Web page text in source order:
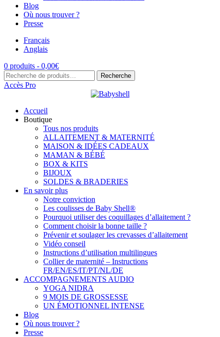
Blog
Où nous trouver ?
Presse
Français
Anglais
0 produits - 0,00€
Recherche
pour :
Recherche
Accès Pro
Accueil
Boutique
Tous nos produits
ALLAITEMENT & MATERNITÉ
MAISON & IDÉES CADEAUX
MAMAN & BÉBÉ
BOX & KITS
BIJOUX
SOLDES & BRADERIES
En savoir plus
Notre conviction
Les coulisses de Baby Shell®
Pourquoi utiliser des coquillages d’allaitement ?
Comment choisir la bonne taille ?
Prévenir et soulager les crevasses d’allaitement
Vidéo conseil
Instructions d’utilisation multilingues
Collier de maternité – Instructions
FR/EN/ES/IT/PT/NL/DE
ACCOMPAGNEMENTS AUDIO
YOGA NIDRA
9 MOIS DE GROSSESSE
UN ÉMOTIONNEL INTENSE
Blog
Où nous trouver ?
Presse